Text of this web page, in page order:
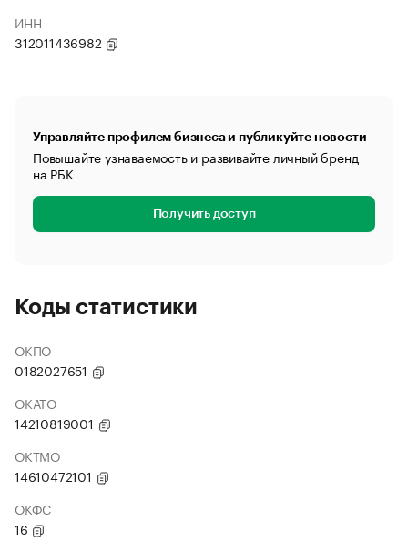
ИНН
312011436982
Управляйте профилем бизнеса и публикуйте новости
Повышайте узнаваемость и развивайте личный бренд
на РБК
Получить доступ
Коды статистики
ОКПО
0182027651
ОКАТО
14210819001
ОКТМО
14610472101
ОКФС
16